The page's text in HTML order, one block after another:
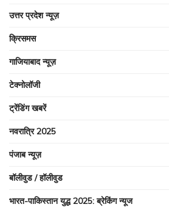
उत्तर प्रदेश न्यूज़
क्रिसमस
गाजियाबाद न्यूज़
टेक्नोलॉजी
ट्रेंडिंग खबरें
नवरात्रि 2025
पंजाब न्यूज़
बॉलीवुड / हॉलीवुड
भारत-पाकिस्तान युद्ध 2025: ब्रेकिंग न्यूज